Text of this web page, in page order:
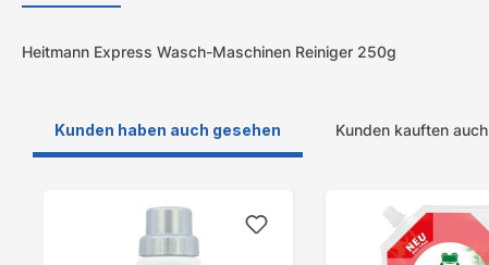
Heitmann Express Wasch-Maschinen Reiniger 250g
Kunden haben auch gesehen Kunden kauften auch